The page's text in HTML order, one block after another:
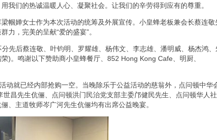
我们的热诚温暖人心、凝聚社会。让我们的辛劳得到应有的尊重。
帼婵女士作为本次活动的统筹及外展宣传。小皇蜂老板兼会长蔡连敬
力，完美的呈献“爱的盛宴”。
先后蔡连敬、叶钧明、罗耀雄、杨伟文、李志雄、潘明威、杨杰鸿、
)。鸣谢以下赞助商小皇蜂餐厅、852 Hong Kong Cafe、明厨、
动就已经内部抢购一空。当晚除乐于公益活动的慈翁外，点问顿中华
昌先生伉俪、点问顿洪门民治党支部主委邝健民先生、点问顿华人
、主道牧师岑广河先生伉俪均有出席公益晚宴。